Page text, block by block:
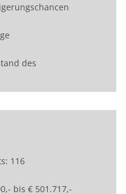
des
116
bis € 501.717,-